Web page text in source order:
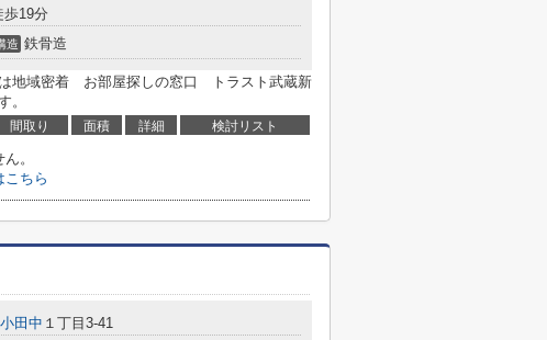
歩19分
造 鉄骨造
地域密着 お部屋探しの窓口 トラスト武蔵新
。
間取り 面積 詳細 検討リスト
。
こちら
田中 １丁目3-41